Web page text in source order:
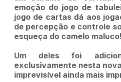
emoção do jogo de
jogo de cartas dá aos
de percepção e controle
esqueça do camelo maluco!
Um deles foi
exclusivamente nesta
imprevisível ainda mais